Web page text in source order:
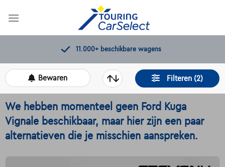
11.000+ beschikbare wagens
Filteren (2)
Bewaren
We hebben momenteel geen Ford Kuga
Vignale beschikbaar, maar hier zijn een paar
alternatieven die je misschien aanspreken.